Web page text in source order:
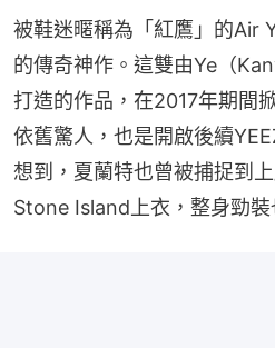
被鞋迷暱稱為「紅鷹」的Air
的傳奇神作。這雙由Ye（
打造的作品，在2017年期間
依舊驚人，也是開啟後續
想到，夏蘭特也曾被捕捉到
Stone Island上衣，整身勁裝